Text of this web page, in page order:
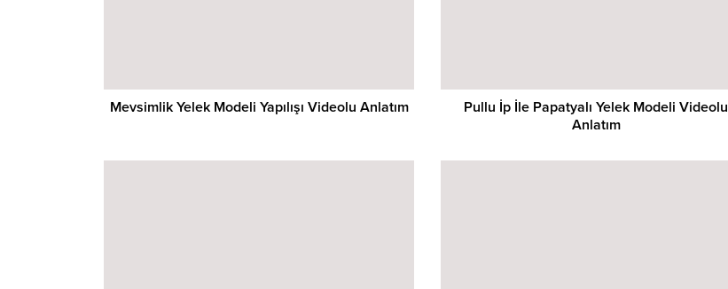
Mevsimlik Yelek Modeli Yapılışı Videolu Anlatım
Pullu İp İle Papatyalı Yelek Modeli Videolu
Anlatım